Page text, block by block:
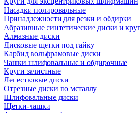
Насадки полировальные
Принадлежности для резки и обдирки
Абразивные синтетические диски и
Алмазные диски
Дисковые щетки под гайку
Карбид вольфрамовые диски
Чашки шлифовальные и обдирочные
Круги зачистные
Лепестковые диски
Отрезные диски по металлу
Шлифовальные диски
Щетки-чашки